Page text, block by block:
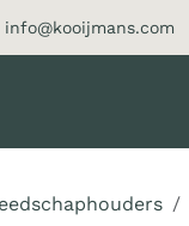
info@kooijmans.com